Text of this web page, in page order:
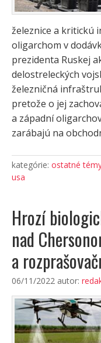
železnice a kritickú
oligarchom v
prezidenta Ruskej
delostreleckých
železničná
pretože o jej
a západní
zarábajú na
kategórie: ostatné
usa
Hrozí
nad
a
06/11/2022 autor: